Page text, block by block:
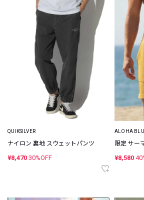
QUIKSILVER
ナイロン 裏地 スウェットパンツ
¥8,470 30%OFF
ALOHA
限定 サー
¥8,580